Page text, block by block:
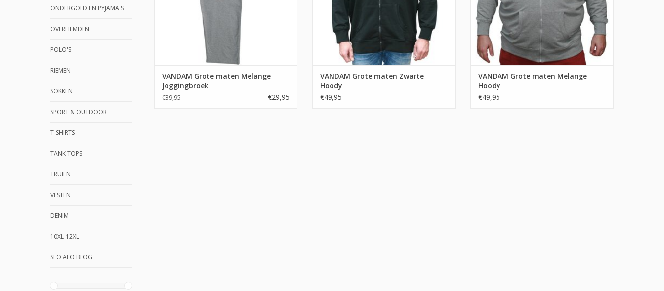
ONDERGOED EN PYJAMA'S
OVERHEMDEN
POLO'S
RIEMEN
SOKKEN
SPORT & OUTDOOR
T-SHIRTS
TANK TOPS
TRUIEN
VESTEN
DENIM
10XL-12XL
SEO AEO BLOG
VANDAM Grote maten Melange
Joggingbroek
€39,95 €29,95
VANDAM Grote maten Zwarte
Hoody
€49,95
VANDAM Grote maten Melange
Hoody
€49,95